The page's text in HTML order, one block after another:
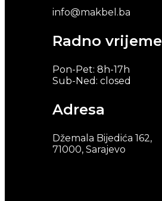
info@makbel.ba
Radno vrijeme
Pon-Pet: 8h-17h
Sub-Ned: closed
Adresa
Džemala Bijedića 162,
71000, Sarajevo